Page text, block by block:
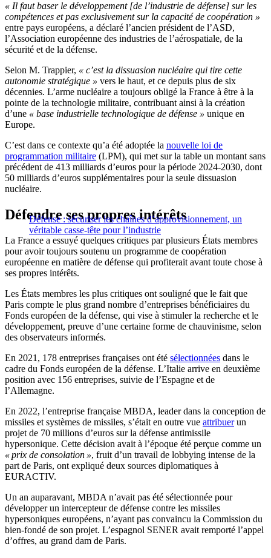
« Il faut baser le développement [de l’industrie de défense] sur les
compétences et pas exclusivement sur la capacité de coopération »
entre pays européens, a déclaré l’ancien président de l’ASD,
l’Association européenne des industries de l’aérospatiale, de la
sécurité et de la défense.
Selon M. Trappier, « c’est la dissuasion nucléaire qui tire cette
autonomie stratégique » vers le haut, et ce depuis plus de six
décennies. L’arme nucléaire a toujours obligé la France à être à la
pointe de la technologie militaire, contribuant ainsi à la création
d’une « base industrielle technologique de défense » unique en
Europe.
C’est dans ce contexte qu’a été adoptée la nouvelle loi de
programmation militaire (LPM), qui met sur la table un montant sans
précédent de 413 milliards d’euros pour la période 2024-2030, dont
50 milliards d’euros supplémentaires pour la seule dissuasion
nucléaire.
Défense : sécuriser les chaînes d’approvisionnement, un
véritable casse-tête pour l’industrie
Défendre ses propres intérêts
La France a essuyé quelques critiques par plusieurs États membres
pour avoir toujours soutenu un programme de coopération
européenne en matière de défense qui profiterait avant toute chose à
ses propres intérêts.
Les États membres les plus critiques ont souligné que le fait que
Paris compte le plus grand nombre d’entreprises bénéficiaires du
Fonds européen de la défense, qui vise à stimuler la recherche et le
développement, preuve d’une certaine forme de chauvinisme, selon
des observateurs informés.
En 2021, 178 entreprises françaises ont été sélectionnées dans le
cadre du Fonds européen de la défense. L’Italie arrive en deuxième
position avec 156 entreprises, suivie de l’Espagne et de
l’Allemagne.
En 2022, l’entreprise française MBDA, leader dans la conception de
missiles et systèmes de missiles, s’était en outre vue attribuerun
projet de 70 millions d’euros sur la défense antimissile
hypersonique. Cette décision avait à l’époque été perçue comme un
« prix de consolation », fruit d’un travail de lobbying intense de la
part de Paris, ont expliqué deux sources diplomatiques à
EURACTIV.
Un an auparavant, MBDA n’avait pas été sélectionnée pour
développer un intercepteur de défense contre les missiles
hypersoniques européens, n’ayant pas convaincu la Commission du
bien-fondé de son projet. L’espagnol SENER avait remporté l’appel
d’offres, au grand dam de Paris.